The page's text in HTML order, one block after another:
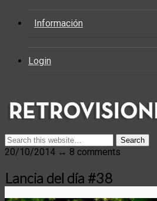
Información
Login
20/10/2014 ↔ 8 comments
Lancia del día #38